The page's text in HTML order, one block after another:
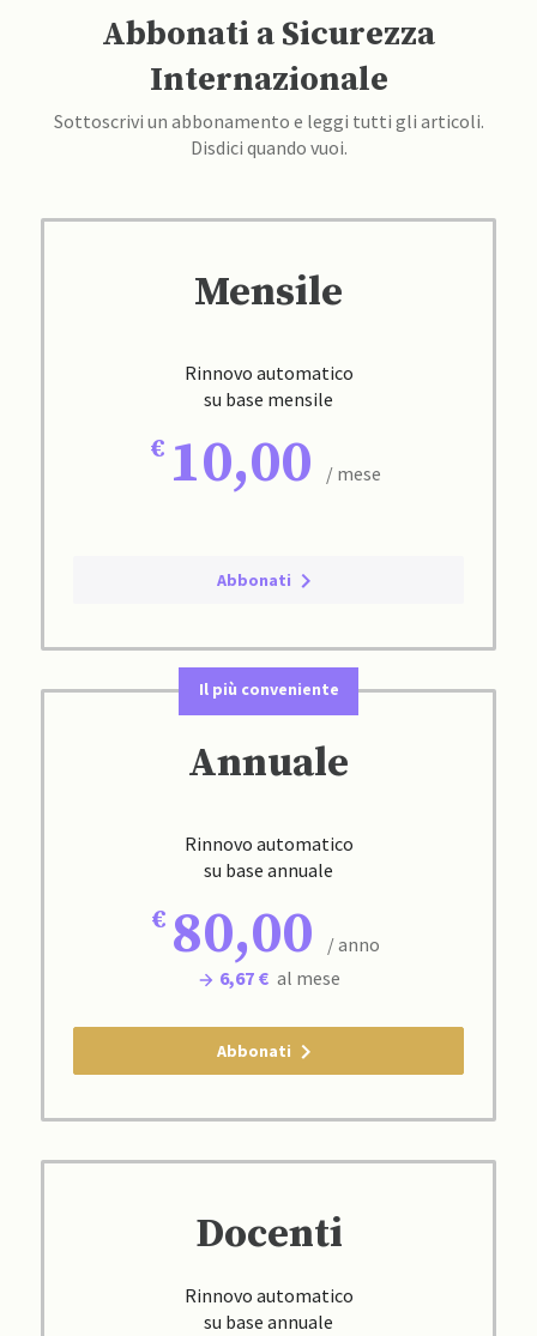
Abbonati a Sicurezza
Internazionale
Sottoscrivi un abbonamento e leggi tutti gli articoli.
Disdici quando vuoi.
Mensile
Rinnovo automatico
su base mensile
10,00 / mese
Abbonati
Il più conveniente
Annuale
Rinnovo automatico
su base annuale
80,00
/ anno
6,67 € al mese
Abbonati
Docenti
Rinnovo automatico
su base annuale